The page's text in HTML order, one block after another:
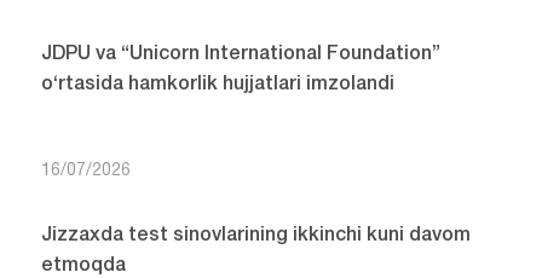
JDPU va “Unicorn International Foundation”
o‘rtasida hamkorlik hujjatlari imzolandi
16/07/2026
Jizzaxda test sinovlarining ikkinchi kuni davom
etmoqda